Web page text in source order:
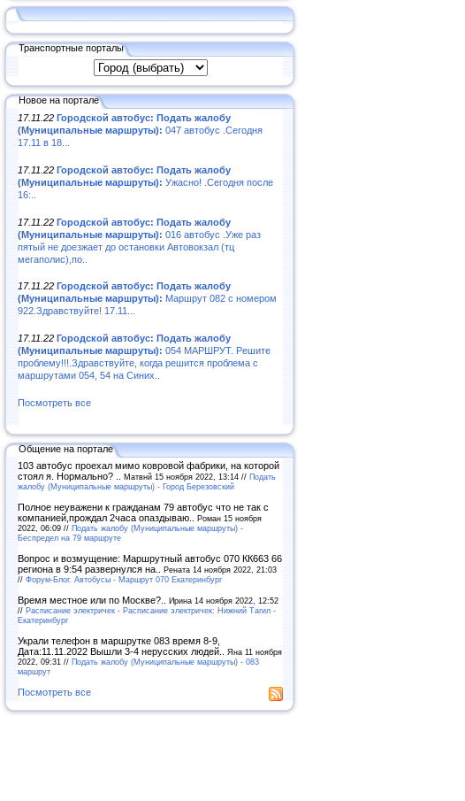
Транспортные порталы
Новое на портале
17.11.22 Городской автобус: Подать жалобу
(Муниципальные маршруты): 047 автобус .Сегодня
17.11 в 18...
17.11.22 Городской автобус: Подать жалобу
(Муниципальные маршруты): Ужасно! .Сегодня после
16:..
17.11.22 Городской автобус: Подать жалобу
(Муниципальные маршруты): 016 автобус .Уже раз
пятый не доезжает до остановки Автовокзал (тц
мегаполис),по..
17.11.22 Городской автобус: Подать жалобу
(Муниципальные маршруты): Маршрут 082 с номером
922.Здравствуйте! 17.11...
17.11.22 Городской автобус: Подать жалобу
(Муниципальные маршруты): 054 МАРШРУТ. Решите
проблему!!!.Здравствуйте, когда решится проблема с
маршрутами 054, 54 на Синих..
Посмотреть все
Общение на портале
103 автобус проехал мимо ковровой фабрики, на которой
стоял я. Нормально? .. Матвнй 15 ноября 2022, 13:14 // Подать
жалобу (Муниципальные маршруты) - Город Березовский
Полное неуважени к гражданам 79 автобус что не так с
компанией,прождал 2часа опаздываю.. Роман 15 ноября
2022, 06:09 // Подать жалобу (Муниципальные маршруты) -
Беспредел на 79 маршруте
Вопрос и возмущение: Маршрутный автобус 070 КК663 66
региона в 9:54 развернулся на.. Рената 14 ноября 2022, 21:03
// Форум-Блог. Автобусы - Маршрут 070 Екатеринбург
Время местное или по Москве?.. Ирина 14 ноября 2022, 12:52
// Расписание электричек - Расписание электричек: Нижний Тагил -
Екатеринбург
Украли телефон в маршрутке 083 время 8-9,
Дата:11.11.2022 Вышли 3-4 нерусских людей.. Яна 11 ноября
2022, 09:31 // Подать жалобу (Муниципальные маршруты) - 083
маршрут
Посмотреть все